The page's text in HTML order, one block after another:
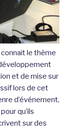
le thème
et de mise sur
lors de cet
d’événement,
qu’ils
sur des